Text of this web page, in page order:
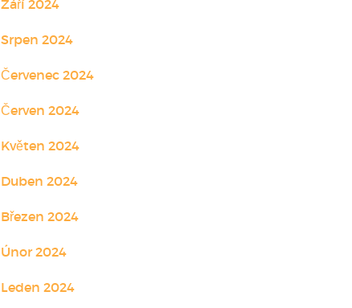
Září 2024
Srpen 2024
Červenec 2024
Červen 2024
Květen 2024
Duben 2024
Březen 2024
Únor 2024
Leden 2024